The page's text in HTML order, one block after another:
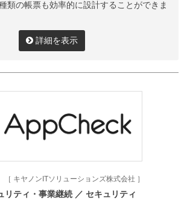
類の帳票も効率的に設計することができま
詳細を表示
［ キヤノンITソリューションズ株式会社 ］
リティ・事業継続 ／ セキュリティ